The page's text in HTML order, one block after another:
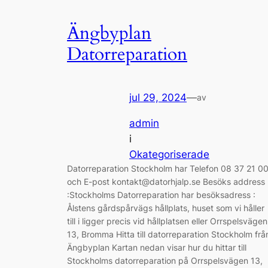
Ängbyplan
Datorreparation
jul 29, 2024—av
admin
i
Okategoriserade
Datorreparation Stockholm har Telefon 08 37 21 00
och E-post kontakt@datorhjalp.se Besöks address
:Stockholms Datorreparation har besöksadress :
Ålstens gårdspårvägs hållplats, huset som vi håller
till i ligger precis vid hållplatsen eller Orrspelsvägen
13, Bromma Hitta till datorreparation Stockholm
Ängbyplan Kartan nedan visar hur du hittar till
Stockholms datorreparation på Orrspelsvägen 13,